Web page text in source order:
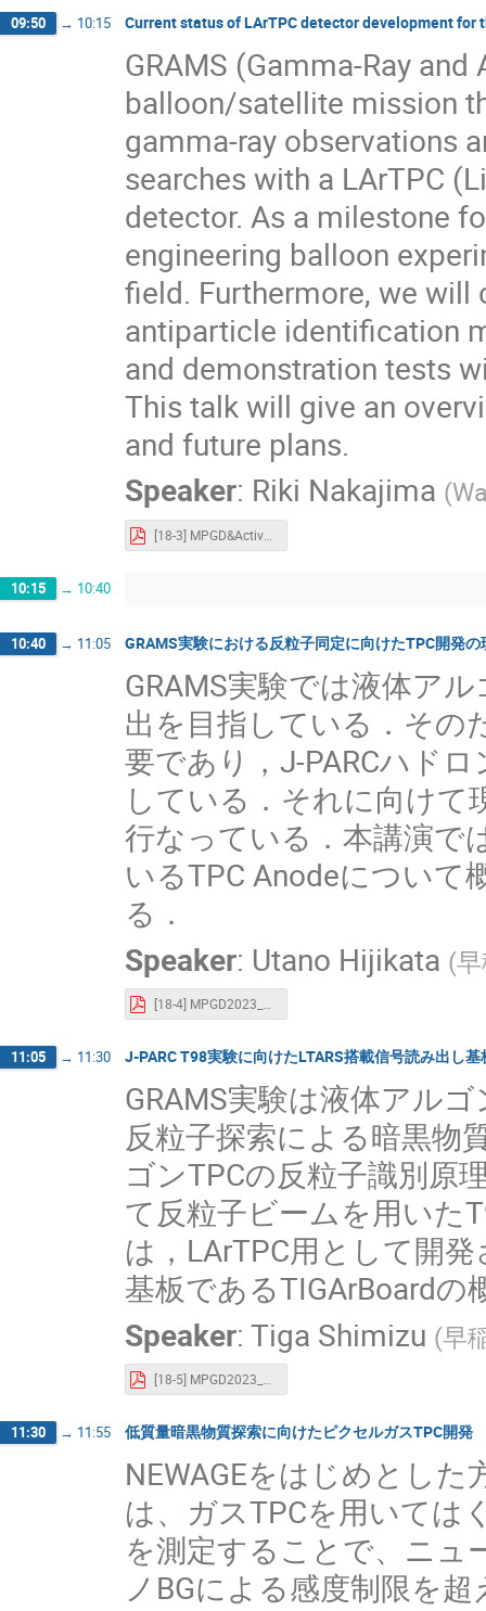
09:50 → 10:15 Current status of LArTPC detector development for
GRAMS (Gamma-Ray
balloon/satellite mission
gamma-ray observations
searches with a LArTPC
detector. As a milestone
engineering balloon
field. Furthermore, we
antiparticle identification
and demonstration tests
This talk will give an
and future plans.
Speaker: Riki Nakajima (
[18-3] MPGD&ActiveTPC2023_Riki_Nakajima.pdf
10:15 → 10:40
10:40 → 11:05 GRAMS実験における反粒子同定に向けたTPC開発の
GRAMS実験では液体ア
出を目指している．その
要であり，J-PARCハド
している．それに向けて
行なっている．本講演で
いるTPC Anodeについて
る．
Speaker: Utano Hijikata (
[18-4] MPGD2023_utano hijikata.pdf
11:05 → 11:30 J-PARC T98実験に向けたLTARS搭載信号読み出し
GRAMS実験は液体アル
反粒子探索による暗黒物
ゴンTPCの反粒子識別原
て反粒子ビームを用いた
は，LArTPC用として開
基板であるTIGArBoard
Speaker: Tiga Shimizu (早
[18-5] MPGD2023_waseda_shimizu.pdf
11:30 → 11:55 低質量暗黒物質探索に向けたピクセルガスTPC開発
NEWAGEをはじめとし
は、ガスTPCを用いては
を測定することで、ニュ
ノBGによる感度制限を